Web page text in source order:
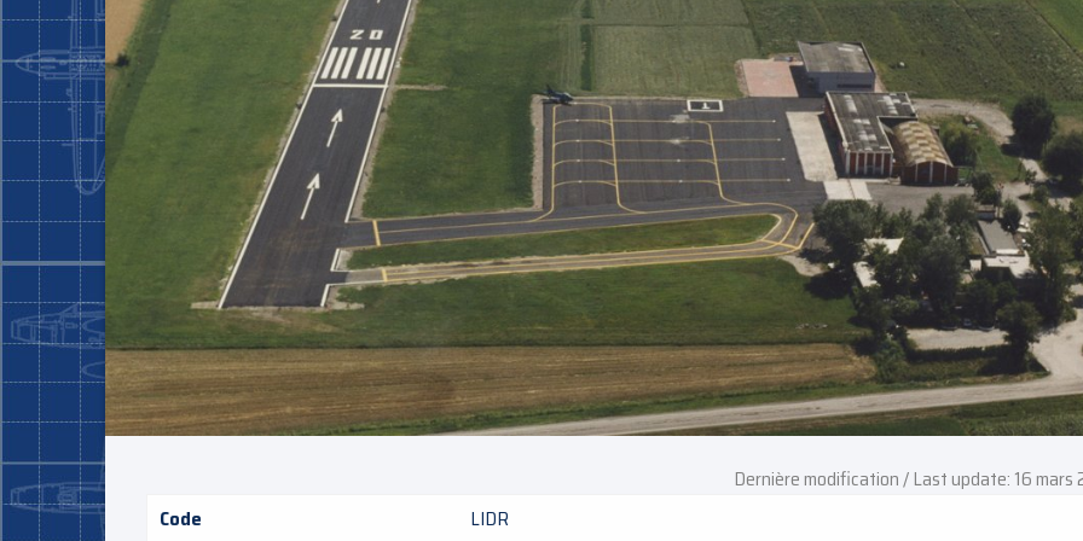
Dernière modification / Last update: 16 mars
Code
LIDR